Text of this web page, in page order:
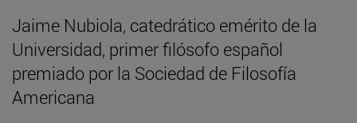
Jaime Nubiola, catedrático emérito de la
Universidad, primer filósofo español
premiado por la Sociedad de Filosofía
Americana